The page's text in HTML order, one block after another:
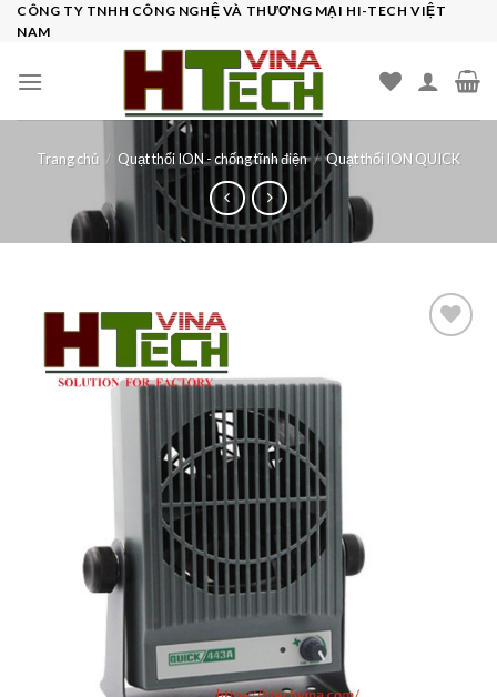
SkipCÔNG TY TNHH CÔNG NGHỆ VÀ THƯƠNG MẠI HI-TECH VIỆT
NAM
Trang chủ / Quạt thổi ION - chống tĩnh điện / Quạt thổi ION QUICK